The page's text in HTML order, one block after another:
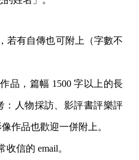
若有自傳也可附上（字數不
品，篇幅 1500 字以上的長
：人物採訪、影評書評樂評
作品也歡迎一併附上。
信的 email。